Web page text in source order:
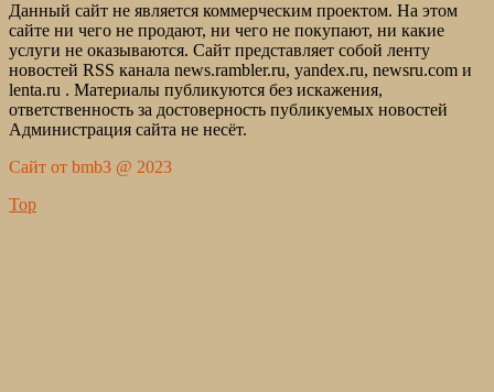
Данный сайт не является коммерческим проектом. На этом
сайте ни чего не продают, ни чего не покупают, ни какие
услуги не оказываются. Сайт представляет собой ленту
новостей RSS канала news.rambler.ru, yandex.ru, newsru.com и
lenta.ru . Материалы публикуются без искажения,
ответственность за достоверность публикуемых новостей
Администрация сайта не несёт.
Сайт от bmb3 @ 2023
Top